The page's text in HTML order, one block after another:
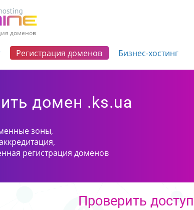
доменов
Регистрация доменов Бизнес-хостинг
домен .ks.ua
зоны,
регистрация доменов
Проверить